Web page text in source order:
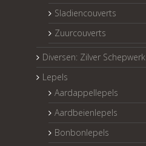
Sladiencouverts
Zuurcouverts
Diversen: Zilver Schepwerk
Lepels
Aardappellepels
Aardbeienlepels
Bonbonlepels